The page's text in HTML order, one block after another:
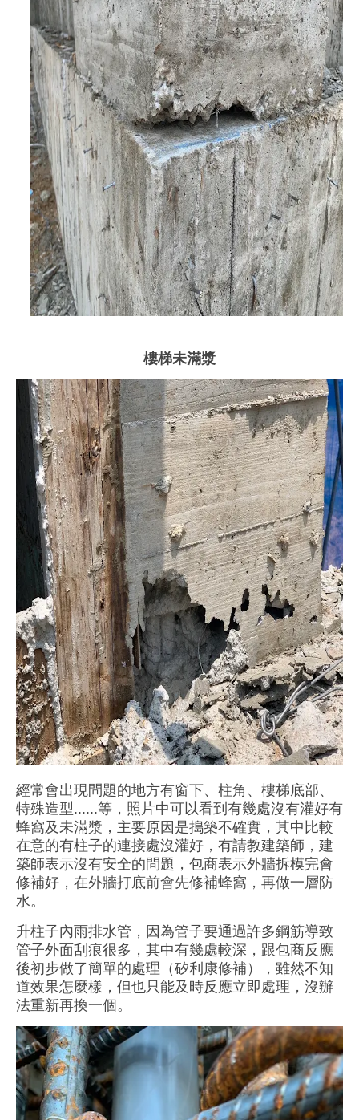
樓梯未滿漿
經常會出現問題的地方有窗下、柱角 、樓梯底部、
特殊造型......等， 照片中可以看到有幾處沒有灌好有
蜂窩及未滿漿，主要原因是搗築不確實，其中比較
在意的有柱子的連接處沒灌好，有請教建築師，建
築師表示沒有安全的問題，包商表示外牆拆模完會
修補好，在外牆打底前會先修補蜂窩，再做一層防
水。
升柱子內雨排水管，因為管子要通過許多鋼筋導致
管子外面刮痕很多，其中有幾處較深，跟包商反應
後初步做了簡單的處理（矽利康修補），雖然不知
道效果怎麼樣，但也只能及時反應立即處理，沒辦
法重新再換一個 。